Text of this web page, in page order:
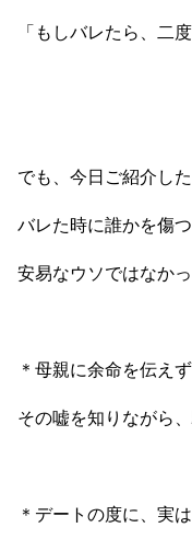
「もしバレたら、二
でも、今日ご紹介し
バレた時に誰かを傷つ
安易なウソではなか
＊母親に余命を伝え
その嘘を知りながら
＊デートの度に、実